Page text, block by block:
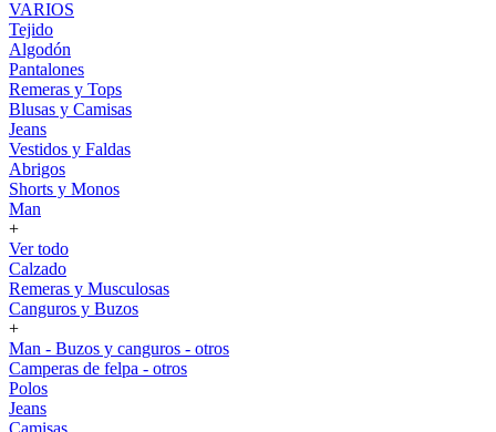
VARIOS
Tejido
Algodón
Pantalones
Remeras y Tops
Blusas y Camisas
Jeans
Vestidos y Faldas
Abrigos
Shorts y Monos
Man
+
Ver todo
Calzado
Remeras y Musculosas
Canguros y Buzos
+
Man - Buzos y canguros - otros
Camperas de felpa - otros
Polos
Jeans
Camisas